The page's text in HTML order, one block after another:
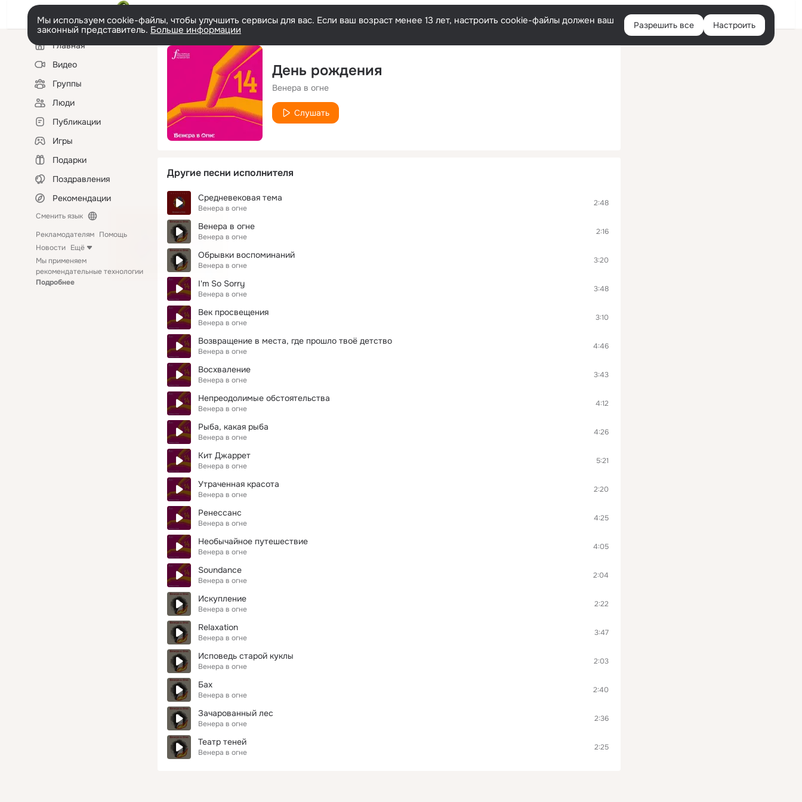
Войти
Мы используем cookie-файлы, чтобы улучшить сервисы для вас. Если ваш возраст менее 13 лет, настроить cookie-файлы должен ваш
законный представитель. Больше информации Разрешить все Настроить
Левая
колонкаГлавная
Видео
Группы
Люди
Публикации
Игры
Подарки
Поздравления
Рекомендации
Сменить язык
Рекламодателям Помощь
Новости Ещё
Мы применяем
рекомендательные технологии
Подробнее
День рождения
Венера в огне
Слушать
Другие песни исполнителя
Средневековая тема
Венера в огне
2:48
Венера в огне
Венера в огне
2:16
Обрывки воспоминаний
Венера в огне
3:20
I'm So Sorry
Венера в огне
3:48
Век просвещения
Венера в огне
3:10
Возвращение в места, где прошло твоё детство
Венера в огне
4:46
Восхваление
Венера в огне
3:43
Непреодолимые обстоятельства
Венера в огне
4:12
Рыба, какая рыба
Венера в огне
4:26
Кит Джаррет
Венера в огне
5:21
Утраченная красота
Венера в огне
2:20
Ренессанс
Венера в огне
4:25
Необычайное путешествие
Венера в огне
4:05
Soundance
Венера в огне
2:04
Искупление
Венера в огне
2:22
Relaxation
Венера в огне
3:47
Исповедь старой куклы
Венера в огне
2:03
Бах
Венера в огне
2:40
Зачарованный лес
Венера в огне
2:36
Театр теней
Венера в огне
2:25